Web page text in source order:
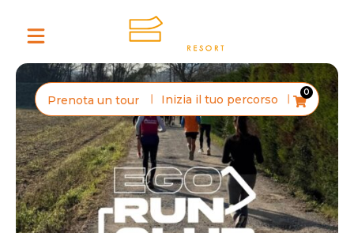
Prenota un tour Inizia il tuo percorso 0